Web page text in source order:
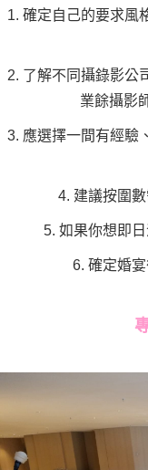
1. 確定自己的要求風
2. 了解不同攝錄影公
業餘攝影
3. 應選擇一間有經驗
4. 建議按圍
5. 如果你想即
6. 確定婚